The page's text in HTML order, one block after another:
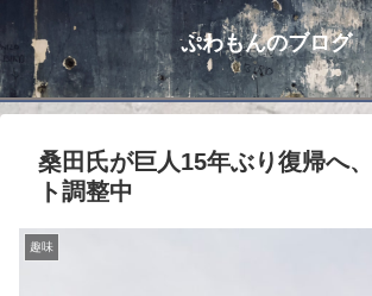
ぷわもんのブログ
桑田氏が巨人15年ぶり復帰へ
ト調整中
趣味